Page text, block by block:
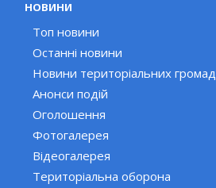
НОВИНИ
Топ новини
Останні новини
Новини територіальних громад
Анонси подій
Оголошення
Фотогалерея
Відеогалерея
Територіальна оборона